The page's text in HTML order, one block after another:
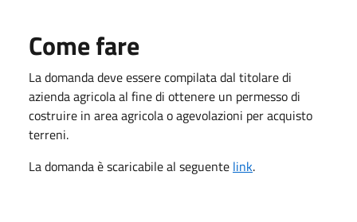
Come fare
La domanda deve essere compilata dal titolare di
azienda agricola al fine di ottenere un permesso di
costruire in area agricola o agevolazioni per acquisto
terreni.
La domanda è scaricabile al seguente link.